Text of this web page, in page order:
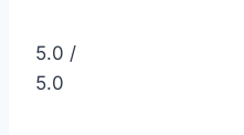
5.0 /
5.0